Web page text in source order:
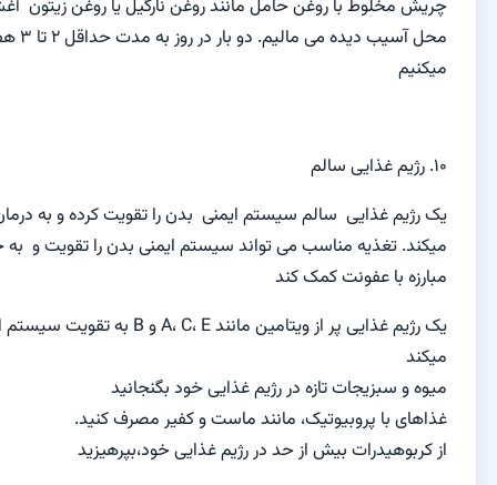
با روغنحاملمانند روغننارگیلیا روغن زیتون آغشته کرده و به
می مالیم.دو بار در روزبه مدت حداقل ۲ تا ۳ هفته استفاده
سالمسیستم ایمنی بدن راتقویت کرده و به درمان بیماری کمک
مناسب می تواندسیستم ایمنی بدنرا تقویت و به جلوگیریو
کمک کند
از ویتامینمانند A، C، E وBبه تقویت سیستم ایمنی بدن کمک
تازهدر رژیم غذایی خودبگنجانید
،مانند ماست وکفیر مصرف کنید.
بیش از حددر رژیم غذایی خود،بپرهیزید